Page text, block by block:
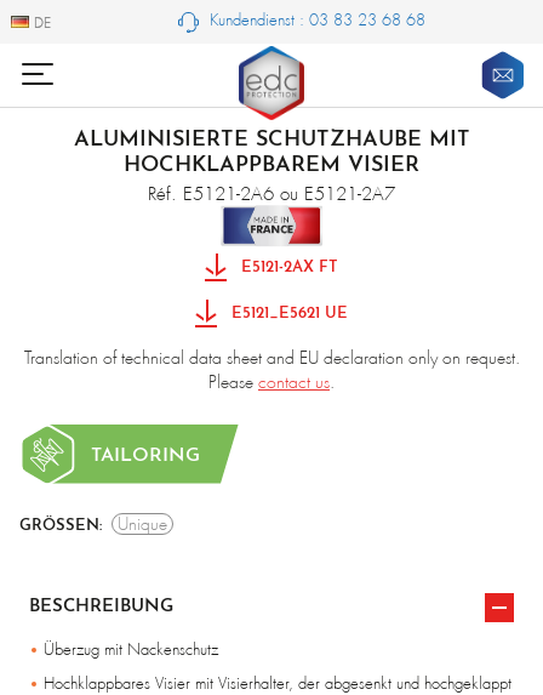
DE
DE Kundendienst : 03 83 23 68 68
ALUMINISIERTE SCHUTZHAUBE MIT
HOCHKLAPPBAREM VISIER
Réf. E5121-2A6 ou E5121-2A7
E5121-2AX FT
E5121_E5621 UE
Translation of technical data sheet and EU declaration only on request.
Please contact us
TAILORING
GRÖSSEN: Unique
BESCHREIBUNG
Überzug mit Nackenschutz
Hochklappbares Visier mit Visierhalter, der abgesenkt und hochgeklappt